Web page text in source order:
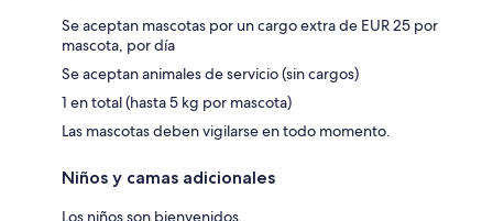
Se aceptan mascotas por un cargo extra de EUR 25 por
mascota, por día
Se aceptan animales de servicio (sin cargos)
1 en total (hasta 5 kg por mascota)
Las mascotas deben vigilarse en todo momento.
Niños y camas adicionales
Los niños son bienvenidos.